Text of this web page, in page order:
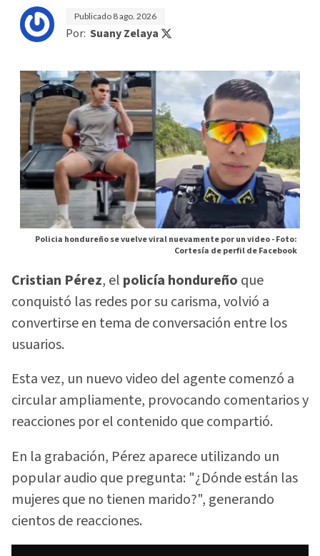
Publicado 8 ago. 2026
Por: Suany Zelaya
Policia hondureño se vuelve viral nuevamente por un video -Foto:
Cortesía de perfil de Facebook
Cristian Pérez, el policía hondureño que
conquistó las redes por su carisma, volvió a
convertirse en tema de conversación entre los
usuarios.
Esta vez, un nuevo video del agente comenzó a
circular ampliamente, provocando comentarios y
reacciones por el contenido que compartió.
En la grabación, Pérez aparece utilizando un
popular audio que pregunta: "¿Dónde están las
mujeres que no tienen marido?", generando
cientos de reacciones.